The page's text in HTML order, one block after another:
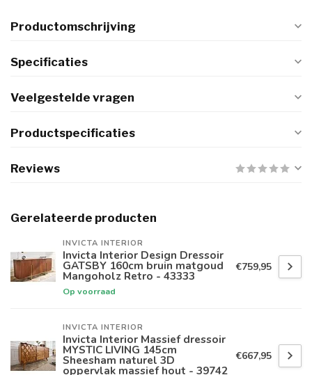
Productomschrijving
Specificaties
Veelgestelde vragen
Productspecificaties
Reviews
Gerelateerde producten
INVICTA INTERIOR
Invicta Interior Design Dressoir
GATSBY 160cm bruin matgoud
Mangoholz Retro - 43333
Op voorraad
€759,95
INVICTA INTERIOR
Invicta Interior Massief dressoir
MYSTIC LIVING 145cm
Sheesham naturel 3D
oppervlak massief hout - 39742
€667,95